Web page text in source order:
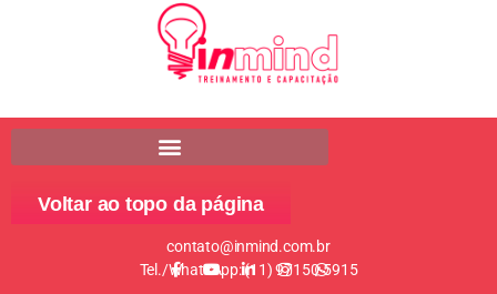
Voltar ao topo da página
contato@inmind.com.br
Tel./WhatsApp: (11) 97150-5915